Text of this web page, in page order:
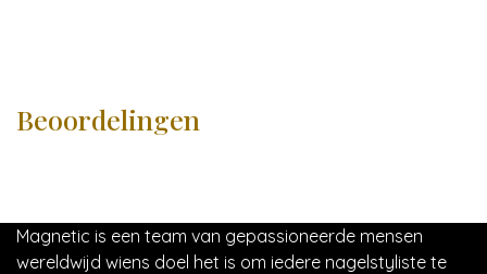
Beoordelingen
Magnetic is een team van gepassioneerde mensen
wereldwijd wiens doel het is om iedere nagelstyliste te